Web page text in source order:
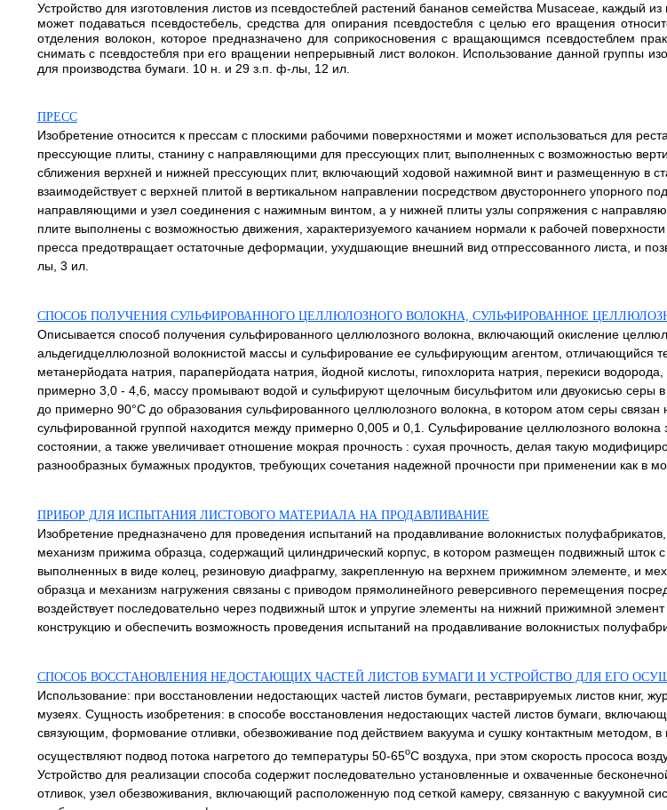
Устройство для изготовления листов из псевдостеблей растений бананов семейства Musaceae, каждый
может подаваться псевдостебель, средства для опирания псевдостебля с целью его вращения
отделения волокон, которое предназначено для соприкосновения с вращающимся псевдостеблем
снимать с псевдостебля при его вращении непрерывный лист волокон. Использование данной группы
для производства бумаги. 10 н. и 29 з.п. ф-лы, 12 ил.
ПРЕСС
Изобретение относится к прессам с плоскими рабочими поверхностями и может использоваться для
прессующие плиты, станину с направляющими для прессующих плит, выполненных с возможностью
сближения верхней и нижней прессующих плит, включающий ходовой нажимной винт и размещенную в
взаимодействует с верхней плитой в вертикальном направлении посредством двустороннего упорного
направляющими и узел соединения с нажимным винтом, а у нижней плиты узлы сопряжения с
плите выполнены с возможностью движения, характеризуемого качанием нормали к рабочей
пресса предотвращает остаточные деформации, ухудшающие внешний вид отпрессованного листа, и
лы, 3 ил.
СПОСОБ ПОЛУЧЕНИЯ СУЛЬФИРОВАННОГО ЦЕЛЛЮЛОЗНОГО ВОЛОКНА, СУЛЬФИРОВАННОЕ
Описывается способ получения сульфированного целлюлозного волокна, включающий окисление
альдегидцеллюлозной волокнистой массы и сульфирование ее сульфирующим агентом, отличающийся
метанерйодата натрия, параперйодата натрия, йодной кислоты, гипохлорита натрия, перекиси
примерно 3,0 - 4,6, массу промывают водой и сульфируют щелочным бисульфитом или двуокисью серы в
до примерно 90°С до образования сульфированного целлюлозного волокна, в котором атом серы
сульфированной группой находится между примерно 0,005 и 0,1. Сульфирование целлюлозного
состоянии, а также увеличивает отношение мокрая прочность : сухая прочность, делая такую
разнообразных бумажных продуктов, требующих сочетания надежной прочности при применении как в
ПРИБОР ДЛЯ ИСПЫТАНИЯ ЛИСТОВОГО МАТЕРИАЛА НА ПРОДАВЛИВАНИЕ
Изобретение предназначено для проведения испытаний на продавливание волокнистых
механизм прижима образца, содержащий цилиндрический корпус, в котором размещен подвижный шток
выполненных в виде колец, резиновую диафрагму, закрепленную на верхнем прижимном элементе, и
образца и механизм нагружения связаны с приводом прямолинейного реверсивного перемещения
воздействует последовательно через подвижный шток и упругие элементы на нижний прижимной
конструкцию и обеспечить возможность проведения испытаний на продавливание волокнистых
СПОСОБ ВОССТАНОВЛЕНИЯ НЕДОСТАЮЩИХ ЧАСТЕЙ ЛИСТОВ БУМАГИ И УСТРОЙСТВО ДЛЯ ЕГО
Использование: при восстановлении недостающих частей листов бумаги, реставрируемых листов книг,
музеях. Сущность изобретения: в способе восстановления недостающих частей листов бумаги,
связующим, формование отливки, обезвоживание под действием вакуума и сушку контактным методом,
осуществляют подвод потока нагретого до температуры 50-65oC воздуха, при этом скорость прососа
Устройство для реализации способа содержит последовательно установленные и охваченные
отливок, узел обезвоживания, включающий расположенную под сеткой камеру, связанную с вакуумной